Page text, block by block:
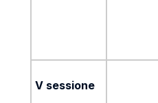
V sessione